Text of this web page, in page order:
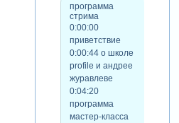
программа
стрима
0:00:00
приветствие
0:00:44 о школе
profile и андрее
журавлеве
0:04:20
программа
мастер-класса